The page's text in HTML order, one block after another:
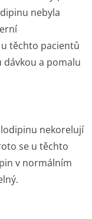
nebyla
těchto pacientů
a pomalu
nekorelují
se u těchto
v normálním